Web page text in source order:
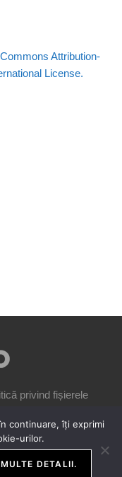
Attribution-
License.
privind fișierele
continuare, îți exprimi
urilor.
DETALII.